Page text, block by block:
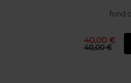
fond
40,00 €
40,00 €